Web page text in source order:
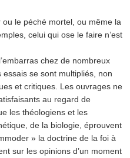
ou le péché mortel, ou même la
celui qui ose le faire n’est
chez de nombreux
se sont multipliés, non
et critiques. Les ouvrages ne
au regard de
les théologiens et les
de la biologie, éprouvent
» la doctrine de la foi à
sur les opinions d’un moment